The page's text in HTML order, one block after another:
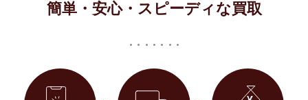
簡単・安心・スピーディな買取